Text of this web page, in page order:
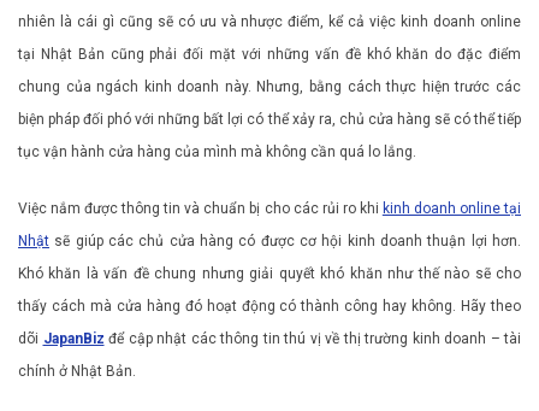
nhiên là cái gì cũng sẽ có ưu và nhược điểm, kể cả việc kinh doanh online
tại Nhật Bản cũng phải đối mặt với những vấn đề khó khăn do đặc điểm
chung của ngách kinh doanh này. Nhưng, bằng cách thực hiện trước các
biện pháp đối phó với những bất lợi có thể xảy ra, chủ cửa hàng sẽ có thể tiếp
tục vận hành cửa hàng của mình mà không cần quá lo lắng.
Việc nắm được thông tin và chuẩn bị cho các rủi ro khi kinh doanh online tại
Nhật sẽ giúp các chủ cửa hàng có được cơ hội kinh doanh thuận lợi hơn.
Khó khăn là vấn đề chung nhưng giải quyết khó khăn như thế nào sẽ cho
thấy cách mà cửa hàng đó hoạt động có thành công hay không. Hãy theo
dõi JapanBiz để cập nhật các thông tin thú vị về thị trường kinh doanh – tài
chính ở Nhật Bản.